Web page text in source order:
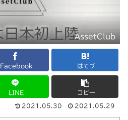
AssetClub
Facebook はてブ
LINE コピー
2021.05.30 2021.05.29